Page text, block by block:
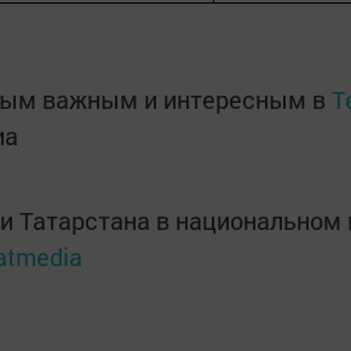
важным и интересным в
Татарстана в